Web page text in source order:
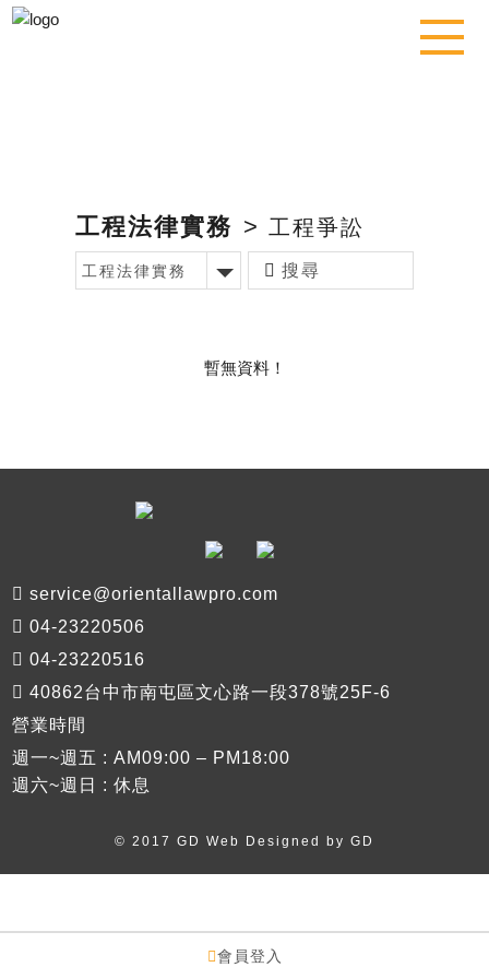
會員登入
工程法律實務 > 工程爭訟
工程法律實務
暫無資料！
service@orientallawpro.com
04-23220506
04-23220516
40862台中市南屯區文心路一段378號25F-6
營業時間
週一~週五 : AM09:00 – PM18:00
週六~週日 : 休息
© 2017 GD Web Designed by GD